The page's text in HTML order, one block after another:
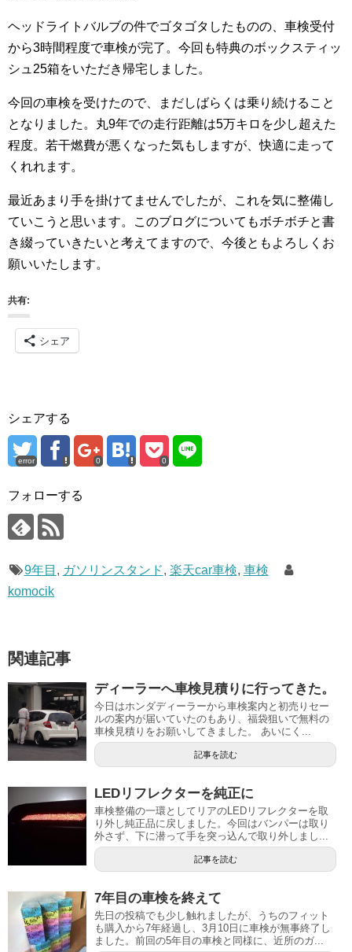
ヘッドライトバルブの件でゴタゴタしたものの、車検受付
から3時間程度で車検が完了。今回も特典のボックスティッ
シュ25箱をいただき帰宅しました。
今回の車検を受けたので、まだしばらくは乗り続けること
となりました。丸9年での走行距離は5万キロを少し超えた
程度。若干燃費が悪くなった気もしますが、快適に走って
くれれます。
最近あまり手を掛けてませんでしたが、これを気に整備し
ていこうと思います。このブログについてもボチボチと書
き綴っていきたいと考えてますので、今後ともよろしくお
願いいたします。
共有:
シェア
シェアする
error 0 0
フォローする
9年目 , ガソリンスタンド, 楽天car車検, 車検
komocik
関連記事
ディーラーへ車検見積りに行ってきた。
今日はホンダディーラーから車検案内と初売りセー
ルの案内が届いていたのもあり、福袋狙いで無料の
車検見積りをお願いしてきました。 あいにく...
記事を読む
LEDリフレクターを純正に
車検整備の一環としてリアのLEDリフレクターを取
り外し純正品に戻しました。今回はバンパーは取り
外さず、下に潜って手を突っ込んで取り外しまし...
記事を読む
7年目の車検を終えて
先日の投稿でも少し触れましたが、うちのフィット
も購入から7年経過し、3月10日に車検が無事終了し
ました。前回の5年目の車検と同様に、近所のガ...